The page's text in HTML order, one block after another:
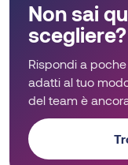
Non sai
scegliere?
Rispondi a
adatti al tuo
del team è